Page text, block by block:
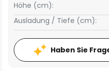
Höhe (cm):
Ausladung / Tiefe (cm):
Haben Sie